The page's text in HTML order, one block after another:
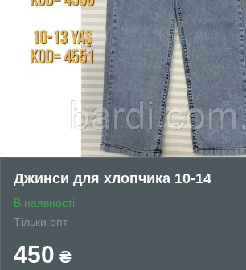
Джинси для хлопчика 10-14
В наявності
Тільки опт
450 ₴